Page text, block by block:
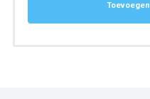
Toevoegen